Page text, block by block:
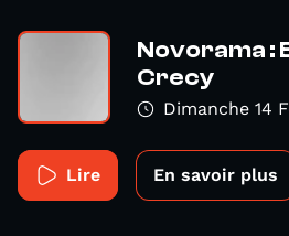
Novorama :
Crecy
Dimanche 14
Lire En savoir plus